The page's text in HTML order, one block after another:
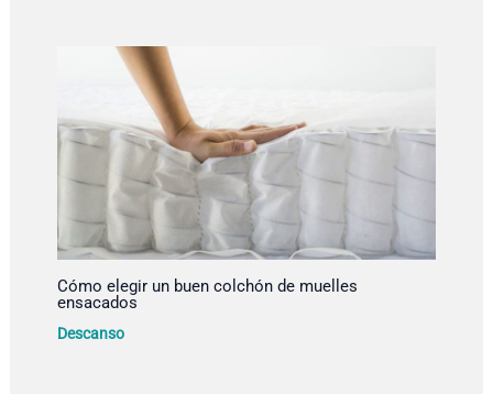
Cómo elegir un buen colchón de muelles
ensacados
Descanso